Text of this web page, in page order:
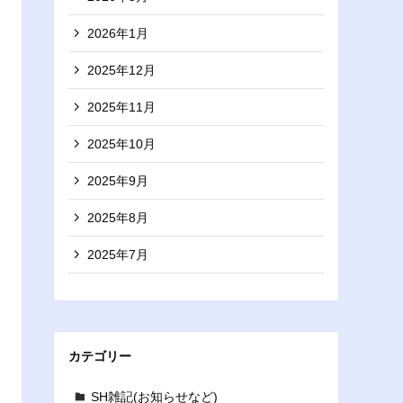
2026年1月
2025年12月
2025年11月
2025年10月
2025年9月
2025年8月
2025年7月
カテゴリー
SH雑記(お知らせなど)